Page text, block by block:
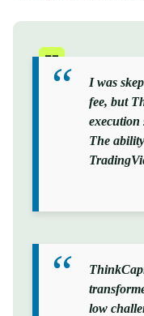
I was
fee, but
execution
The
low